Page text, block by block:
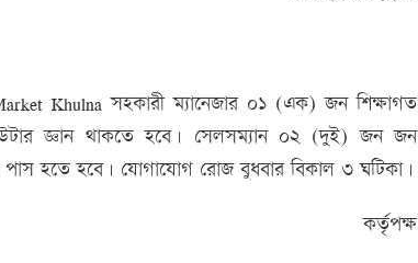
Khulna সহকারী ম্যানেজার ০১ (এক) জন শিক্ষাগত
জ্ঞান থাকতে হবে। সেলসম্যান ০২ (দুই) জন জন
হতে হবে। যোগাযোগ রোজ বুধবার বিকাল ৩ ঘটিকা।
কর্তৃপক্ষ